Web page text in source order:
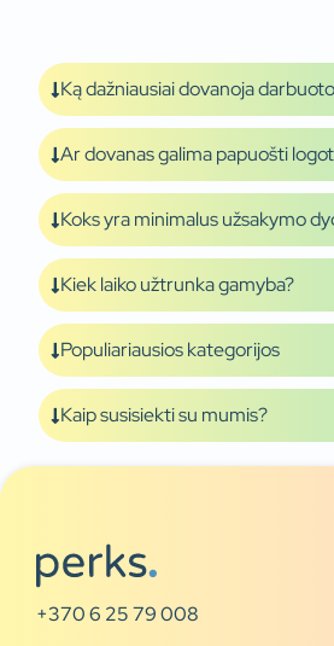
Ką dažniausiai dovanoja
Ar dovanas galima papuošti
Koks yra minimalus užsakymo
Kiek laiko užtrunka gamyba?
Populiariausios kategorijos
Kaip susisiekti su mumis?
+370 6 25 79 008